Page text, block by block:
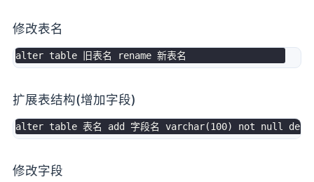
修改表名
alter table 旧表名 rename
扩展表结构(增加字段)
alter table 表名 add 字段名 varchar(100) not null
修改字段